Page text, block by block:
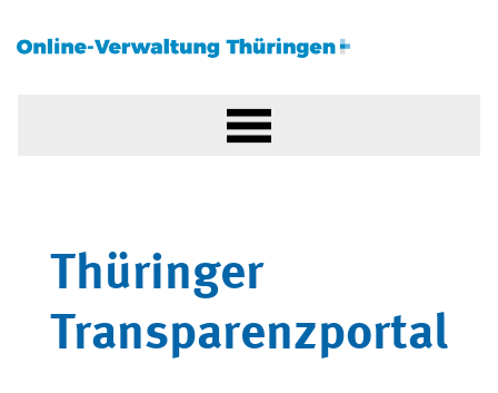
Thüringer
Transparenzportal